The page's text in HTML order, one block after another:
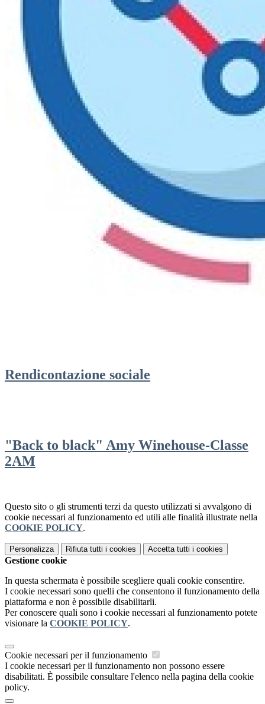
Rendicontazione sociale
"Back to black" Amy Winehouse-Classe
2AM
Questo sito o gli strumenti terzi da questo utilizzati si avvalgono di
cookie necessari al funzionamento ed utili alle finalità illustrate nella
COOKIE POLICY.
Personalizza Rifiuta tutti i cookies Accetta tutti i cookies
Gestione cookie
In questa schermata è possibile scegliere quali cookie consentire.
I cookie necessari sono quelli che consentono il funzionamento della
piattaforma e non è possibile disabilitarli.
Per conoscere quali sono i cookie necessari al funzionamento potete
visionare la COOKIE POLICY.
Cookie necessari per il funzionamento
I cookie necessari per il funzionamento non possono essere
disabilitati. È possibile consultare l'elenco nella pagina della cookie
policy.